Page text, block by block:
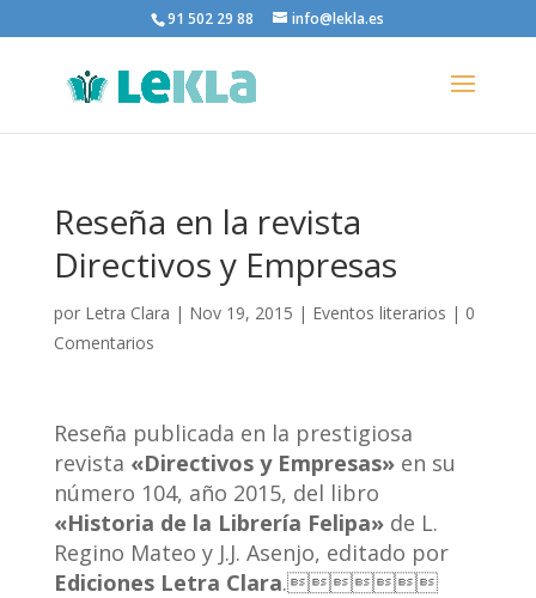
91 502 29 88 info@lekla.es
Reseña en la revista
Directivos y Empresas
por Letra Clara | Nov 19, 2015 | Eventos literarios | 0
Comentarios
Reseña publicada en la prestigiosa
revista «Directivos y Empresas»en su
número 104, año 2015, del libro
«Historia de la Librería Felipa»de L.
Regino Mateo y J.J. Asenjo, editado por
Ediciones Letra Clara.